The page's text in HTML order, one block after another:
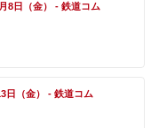
8日（金） - 鉄道コム
日（金） - 鉄道コム